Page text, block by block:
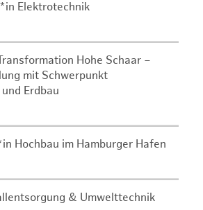
Elektrotechnik
Hohe Schaar –
mit Schwerpunkt
Erdbau
Hochbau im Hamburger Hafen
& Umwelttechnik